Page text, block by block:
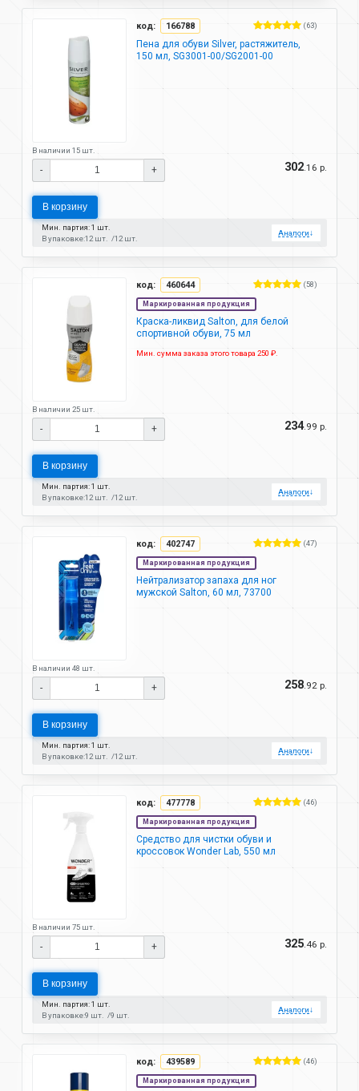
код: 166788 (63)
Пена для обуви Silver, растяжитель,
150 мл, SG3001-00/SG2001-00
В наличии 15 шт.
- + 302 .16 р.
В корзину
Мин. партия: 1 шт.
В упаковке:12 шт. 12 шт.
Аналоги↓
код: 460644 (58)
Маркированная продукция
Краска-ликвид Salton, для белой
спортивной обуви, 75 мл
Мин. сумма заказа этого товара 250 ₽.
В наличии 25 шт.
- + 234.99 р.
В корзину
Мин. партия: 1 шт.
В упаковке:12 шт. 12 шт.
Аналоги↓
код: 402747 (47)
Маркированная продукция
Нейтрализатор запаха для ног
мужской Salton, 60 мл, 73700
В наличии 48 шт.
- + 258 .92 р.
В корзину
Мин. партия: 1 шт.
В упаковке:12 шт. 12 шт.
Аналоги↓
код: 477778 (46)
Маркированная продукция
Средство для чистки обуви и
кроссовок Wonder Lab, 550 мл
В наличии 75 шт.
- + 325 .46 р.
В корзину
Мин. партия: 1 шт.
В упаковке:9 шт. 9 шт.
Аналоги↓
код: 439589 (46)
Маркированная продукция